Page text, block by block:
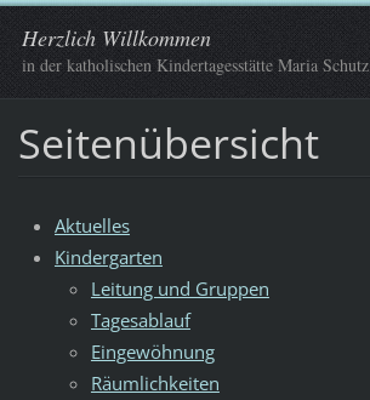
Herzlich Willkommen
in der katholischen Kindertagesstätte Maria Schutz
Seitenübersicht
Aktuelles
Kindergarten
Leitung und Gruppen
Tagesablauf
Eingewöhnung
Räumlichkeiten